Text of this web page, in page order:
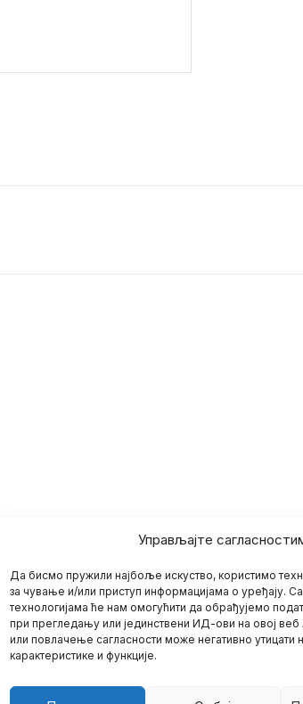
Управљајте
Да бисмо пружили најбоље искуство, користимо
за чување и/или приступ информацијама о уређају.
технологијама ће нам омогућити да обрађујемо
при прегледању или јединствени ИД-ови на овој веб
или повлачење сагласности може негативно утицати
карактеристике и функције.